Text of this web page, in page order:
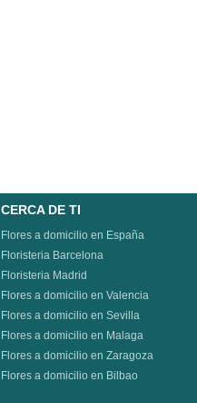
CERCA DE TI
Flores a domicilio en España
Floristeria Barcelona
Floristeria Madrid
Flores a domicilio en Valencia
Flores a domicilio en Sevilla
Flores a domicilio en Malaga
Flores a domicilio en Zaragoza
Flores a domicilio en Bilbao